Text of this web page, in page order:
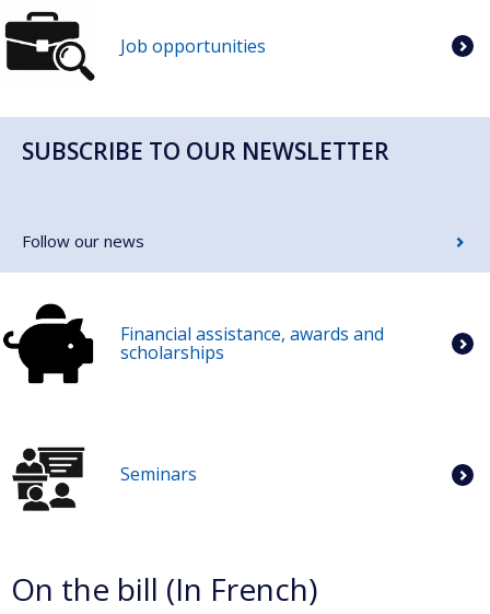
Job opportunities
SUBSCRIBE TO OUR NEWSLETTER
Follow our news
Financial assistance, awards and
scholarships
Seminars
On the bill (In French)